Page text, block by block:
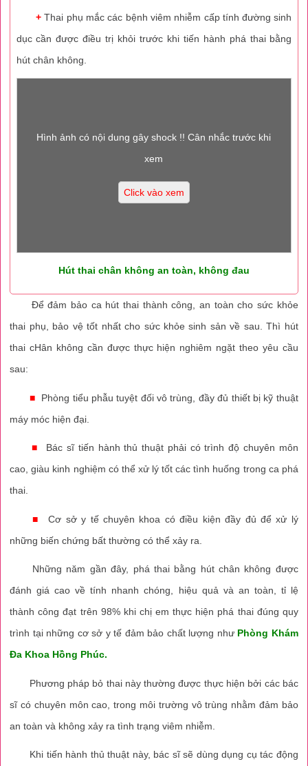
+ Thai phụ mắc các bệnh viêm nhiễm cấp tính đường sinh
dục cần được điều trị khỏi trước khi tiến hành phá thai bằng
hút chân không.
Hình ảnh có nội dung gây shock !! Cân nhắc trước khi
xem
Click vào xem
Hút thai chân không an toàn, không đau
Để đảm bảo ca hút thai thành công, an toàn cho sức khỏe
thai phụ, bảo vệ tốt nhất cho sức khỏe sinh sản về sau. Thì hút
thai cHân không cần được thực hiện nghiêm ngặt theo yêu cầu
sau:
■
Phòng tiểu phẫu tuyệt đối vô trùng, đầy đủ thiết bị kỹ thuật
máy móc hiện đại.
■
Bác sĩ tiến hành thủ thuật phải có trình độ chuyên môn
cao, giàu kinh nghiệm có thể xử lý tốt các tình huống trong ca phá
thai.
■
Cơ sở y tế chuyên khoa có điều kiện đầy đủ để xử lý
những biến chứng bất thường có thể xảy ra.
Những năm gần đây, phá thai bằng hút chân không được
đánh giá cao về tính nhanh chóng, hiệu quả và an toàn, tỉ lệ
thành công đạt trên 98% khi chị em thực hiện phá thai đúng quy
trình tại những cơ sở y tế đảm bảo chất lượng như Phòng Khám
Đa Khoa Hồng Phúc.
Phương pháp bỏ thai này thường được thực hiện bởi các bác
sĩ có chuyên môn cao, trong môi trường vô trùng nhằm đảm bảo
an toàn và không xảy ra tình trạng viêm nhiễm.
Khi tiến hành thủ thuật này, bác sĩ sẽ dùng dụng cụ tác động